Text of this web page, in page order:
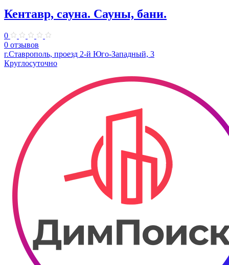
Кентавр, сауна. Сауны, бани.
0
0 отзывов
г.Ставрополь, проезд 2-й Юго-Западный, 3
Круглосуточно